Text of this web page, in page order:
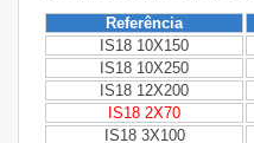
Referência
IS18 10X150
IS18 10X250
IS18 12X200
IS18 2X70
IS18 3X100